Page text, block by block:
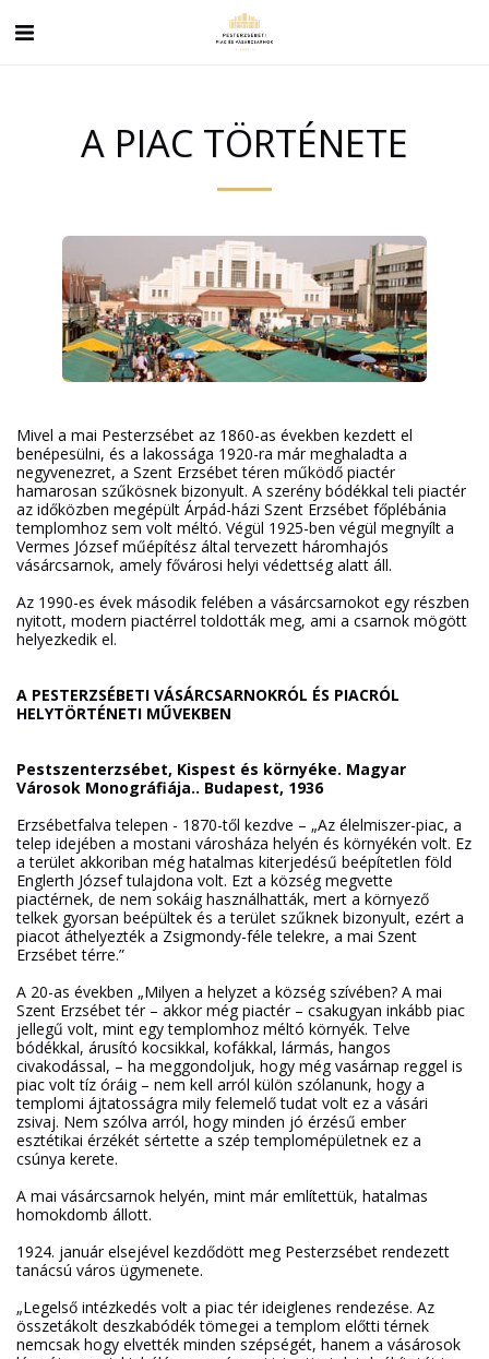
A PIAC TÖRTÉNETE
Mivel a mai Pesterzsébet az 1860-as években kezdett el
benépesülni, és a lakossága 1920-ra már meghaladta a
negyvenezret, a Szent Erzsébet téren működő piactér
hamarosan szűkösnek bizonyult. A szerény bódékkal teli piactér
az időközben megépült Árpád-házi Szent Erzsébet főplébánia
templomhoz sem volt méltó. Végül 1925-ben végül megnyílt a
Vermes József műépítész által tervezett háromhajós
vásárcsarnok, amely fővárosi helyi védettség alatt áll.
Az 1990-es évek második felében a vásárcsarnokot egy részben
nyitott, modern piactérrel toldották meg, ami a csarnok mögött
helyezkedik el.
A PESTERZSÉBETI VÁSÁRCSARNOKRÓL ÉS PIACRÓL
HELYTÖRTÉNETI MŰVEKBEN
Pestszenterzsébet, Kispest és környéke. Magyar
Városok Monográfiája.. Budapest, 1936
Erzsébetfalva telepen - 1870-től kezdve – „Az élelmiszer-piac, a
telep idejében a mostani városháza helyén és környékén volt. Ez
a terület akkoriban még hatalmas kiterjedésű beépítetlen föld
Englerth József tulajdona volt. Ezt a község megvette
piactérnek, de nem sokáig használhatták, mert a környező
telkek gyorsan beépültek és a terület szűknek bizonyult, ezért a
piacot áthelyezték a Zsigmondy-féle telekre, a mai Szent
Erzsébet térre.”
A 20-as években „Milyen a helyzet a község szívében? A mai
Szent Erzsébet tér – akkor még piactér – csakugyan inkább piac
jellegű volt, mint egy templomhoz méltó környék. Telve
bódékkal, árusító kocsikkal, kofákkal, lármás, hangos
civakodással, – ha meggondoljuk, hogy még vasárnap reggel is
piac volt tíz óráig – nem kell arról külön szólanunk, hogy a
templomi ájtatosságra mily felemelő tudat volt ez a vásári
zsivaj. Nem szólva arról, hogy minden jó érzésű ember
esztétikai érzékét sértette a szép templomépületnek ez a
csúnya kerete.
A mai vásárcsarnok helyén, mint már említettük, hatalmas
homokdomb állott.
1924. január elsejével kezdődött meg Pesterzsébet rendezett
tanácsú város ügymenete.
„Legelső intézkedés volt a piac tér ideiglenes rendezése. Az
összetákolt deszkabódék tömegei a templom előtti térnek
nemcsak hogy elvették minden szépségét, hanem a vásárosok